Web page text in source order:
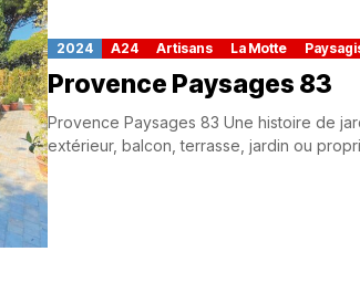
2024 A24 Artisans La Motte
Provence Paysages 83
Provence Paysages 83 Une histoire de
extérieur, balcon, terrasse, jardin ou